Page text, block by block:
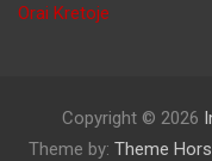
Orai Kretoje
Copyright © 2026
Theme by: Theme